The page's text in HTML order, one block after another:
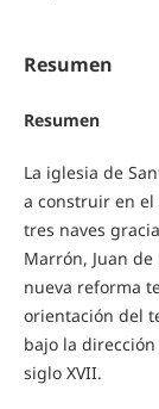
Resumen
Resumen
La iglesia de
a construir en
tres naves
Marrón, Juan
nueva reforma
orientación del
bajo la
siglo XVII.